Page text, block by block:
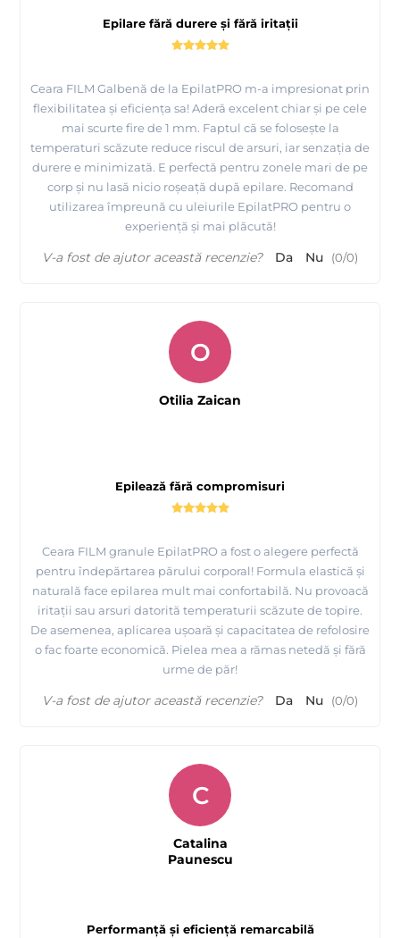
Prezentare si epilare bikini cu Ceara FILM elastica ROZ -
EpilatPRO
Prezentare si epilare inghinal cu Ceara FILM elastica
Epilare fără durere și fără iritații
Ceara FILM Galbenă de la EpilatPRO m-a impresionat prin
flexibilitatea și eficiența sa! Aderă excelent chiar și pe cele
mai scurte fire de 1 mm. Faptul că se folosește la
temperaturi scăzute reduce riscul de arsuri, iar senzația de
durere e minimizată. E perfectă pentru zonele mari de pe
corp și nu lasă nicio roșeață după epilare. Recomand
utilizarea împreună cu uleiurile EpilatPRO pentru o
experiență și mai plăcută!
V-a fost de ajutor această recenzie? Da Nu (0/0)
Epilează fără compromisuri
Ceara FILM granule EpilatPRO a fost o alegere perfectă
pentru îndepărtarea părului corporal! Formula elastică și
naturală face epilarea mult mai confortabilă. Nu provoacă
iritații sau arsuri datorită temperaturii scăzute de topire.
De asemenea, aplicarea ușoară și capacitatea de refolosire
o fac foarte economică. Pielea mea a rămas netedă și fără
urme de păr!
O
Otilia Zaican
V-a fost de ajutor această recenzie? Da Nu (0/0)
Performanță și eficiență remarcabilă
C
Catalina
Paunescu